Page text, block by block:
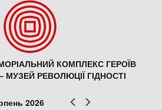
КОМПЛЕКС ГЕРОЇВ
МУЗЕЙ РЕВОЛЮЦІЇ ГІДНОСТІ
Попер
2026